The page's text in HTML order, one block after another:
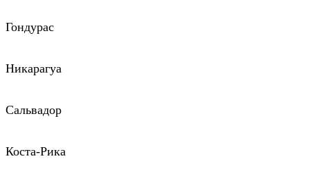
Гондурас
Никарагуа
Сальвадор
Коста-Рика